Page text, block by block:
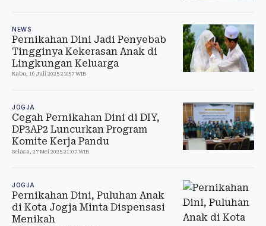
NEWS
Pernikahan Dini Jadi Penyebab
Tingginya Kekerasan Anak di
Lingkungan Keluarga
Rabu, 16 Juli 2025 23:57 WIB
JOGJA
Cegah Pernikahan Dini di DIY,
DP3AP2 Luncurkan Program
Komite Kerja Pandu
Selasa, 27 Mei 2025 21:07 WIB
JOGJA
Pernikahan Dini, Puluhan Anak
di Kota Jogja Minta Dispensasi
Menikah